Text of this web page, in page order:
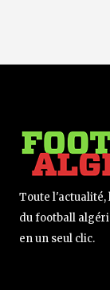
Toute l'actualité,
du football
en un seul clic.